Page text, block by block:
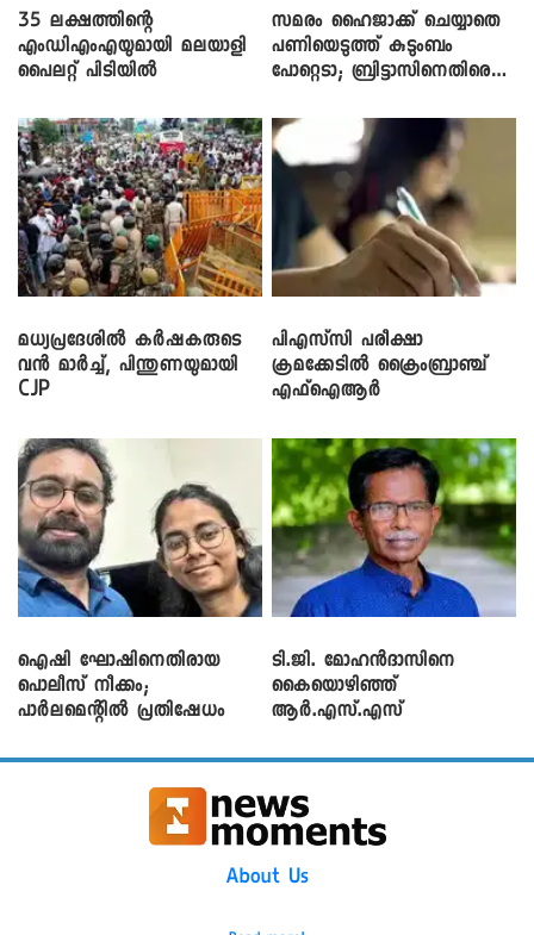
35 ലക്ഷത്തിന്റെ
എംഡിഎംഎയുമായി മലയാളി
പൈലറ്റ് പിടിയിൽ
സമരം ഹൈജാക്ക് ചെയ്യാതെ
പണിയെടുത്ത് കുടുംബം
പോറ്റെടാ; ബ്രിട്ടാസിനെതിരെ
മധ്യപ്രദേശിൽ കർഷകരുടെ
വൻ മാർച്ച്, പിന്തുണയുമായി
CJP
പിഎസ്‌സി പരീക്ഷാ
ക്രമക്കേ‌ടിൽ ക്രൈംബ്രാഞ്ച്
എഫ്ഐആർ
ഐഷി ഘോഷിനെതിരായ
പൊലീസ് നീക്കം;
പാര്‍ലമെന്റിൽ പ്രതിഷേധം
ടി.ജി. മോഹൻദാസിനെ
കൈയൊഴിഞ്ഞ്
ആർ.എസ്.എസ്
About Us